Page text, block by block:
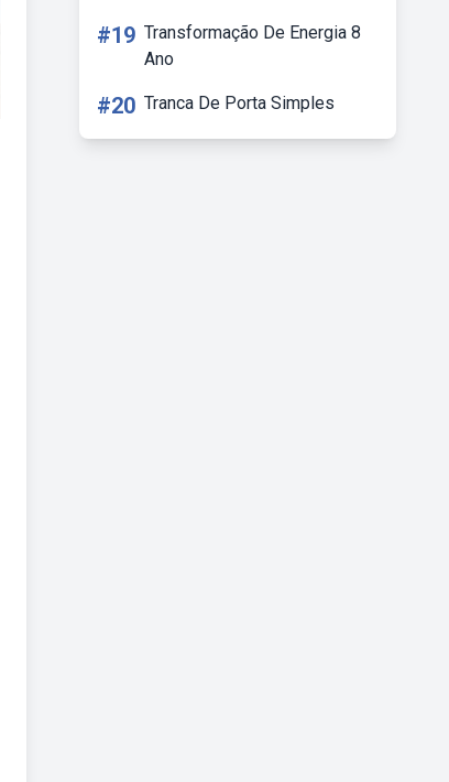
#19 Transformação De Energia 8
Ano
#20 Tranca De Porta Simples